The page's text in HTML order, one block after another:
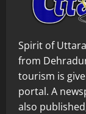
Spirit of
from
tourism is
portal. A
also